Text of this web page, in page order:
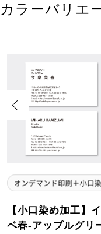
カラーバリエ
【小口染め加工】
ベ春-アップルグリ
Previous